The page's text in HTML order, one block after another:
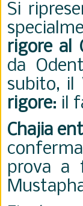
Si
rigore al
da
subito, il
rigore: il
Chajia
prova a